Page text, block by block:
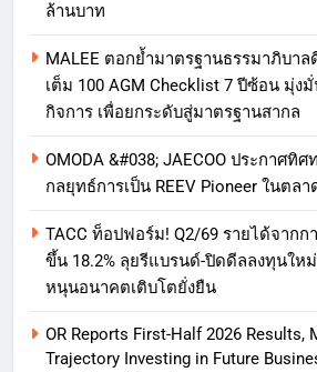
ล้านบาท
MALEE ตอกย้ำมาตรฐานธรรมาภิบา
เต็ม 100 AGM Checklist 7 ปีซ้อน มุ่
กิจการ เพื่อยกระดับสู่มาตรฐานสากล
OMODA &#038; JAECOO ประกาศทิ
กลยุทธ์การเป็น REEV Pioneer ในตลา
TACC ท็อปฟอร์ม! Q2/69 รายได้จากก
ขึ้น 18.2% ลุยรีแบรนด์-ปิดดีลลงทุนใหม่
หนุนอนาคตเติบโตยั่งยืน
OR Reports First-Half 2026 Results,
Trajectory Investing in Future